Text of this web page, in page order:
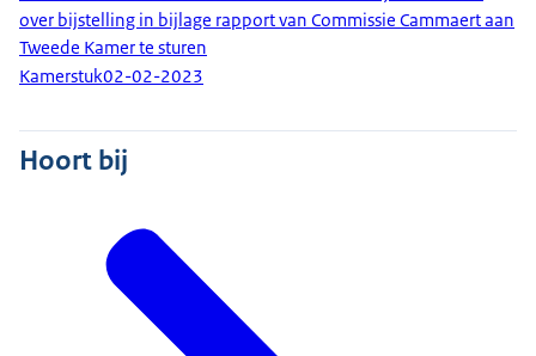
over bijstelling in bijlage rapport van Commissie Cammaert aan
Tweede Kamer te sturen
Kamerstuk02-02-2023
Hoort bij